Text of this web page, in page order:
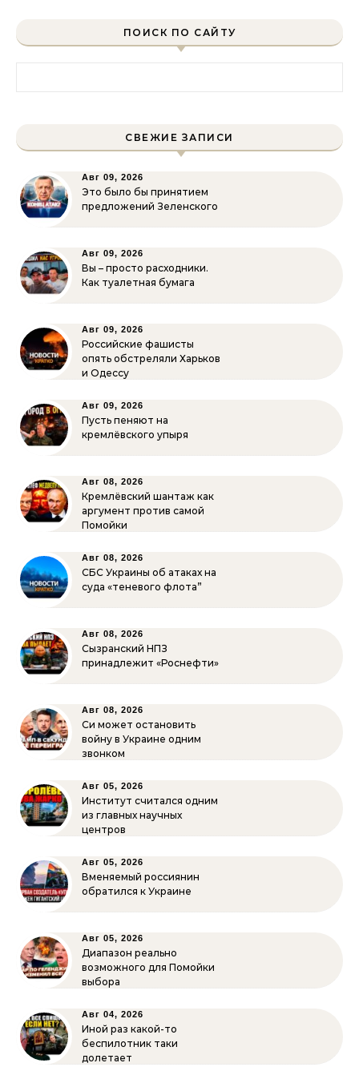
ПОИСК ПО САЙТУ
СВЕЖИЕ ЗАПИСИ
Авг 09, 2026
Это было бы принятием
предложений Зеленского
Авг 09, 2026
Вы – просто расходники.
Как туалетная бумага
Авг 09, 2026
Российские фашисты
опять обстреляли Харьков
и Одессу
Авг 09, 2026
Пусть пеняют на
кремлёвского упыря
Авг 08, 2026
Кремлёвский шантаж как
аргумент против самой
Помойки
Авг 08, 2026
СБС Украины об атаках на
суда «теневого флота”
Авг 08, 2026
Сызранский НПЗ
принадлежит «Роснефти»
Авг 08, 2026
Си может остановить
войну в Украине одним
звонком
Авг 05, 2026
Институт считался одним
из главных научных
центров
Авг 05, 2026
Вменяемый россиянин
обратился к Украине
Авг 05, 2026
Диапазон реально
возможного для Помойки
выбора
Авг 04, 2026
Иной раз какой-то
беспилотник таки
долетает